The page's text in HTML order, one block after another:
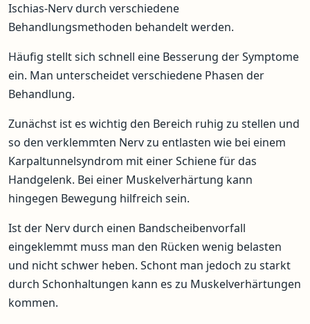
Ischias-Nerv durch verschiedene
Behandlungsmethoden behandelt werden.
Häufig stellt sich schnell eine Besserung der Symptome
ein. Man unterscheidet verschiedene Phasen der
Behandlung.
Zunächst ist es wichtig den Bereich ruhig zu stellen und
so den verklemmten Nerv zu entlasten wie bei einem
Karpaltunnelsyndrom mit einer Schiene für das
Handgelenk. Bei einer Muskelverhärtung kann
hingegen Bewegung hilfreich sein.
Ist der Nerv durch einen Bandscheibenvorfall
eingeklemmt muss man den Rücken wenig belasten
und nicht schwer heben. Schont man jedoch zu starkt
durch Schonhaltungen kann es zu Muskelverhärtungen
kommen.